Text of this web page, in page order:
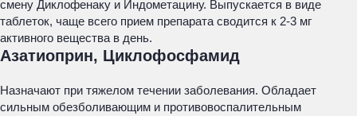
смену Диклофенаку и Индометацину. Выпускается в виде
таблеток, чаще всего прием препарата сводится к 2-3 мг
активного вещества в день.
Азатиоприн, Циклофосфамид
Назначают при тяжелом течении заболевания. Обладает
сильным обезболивающим и противовоспалительным